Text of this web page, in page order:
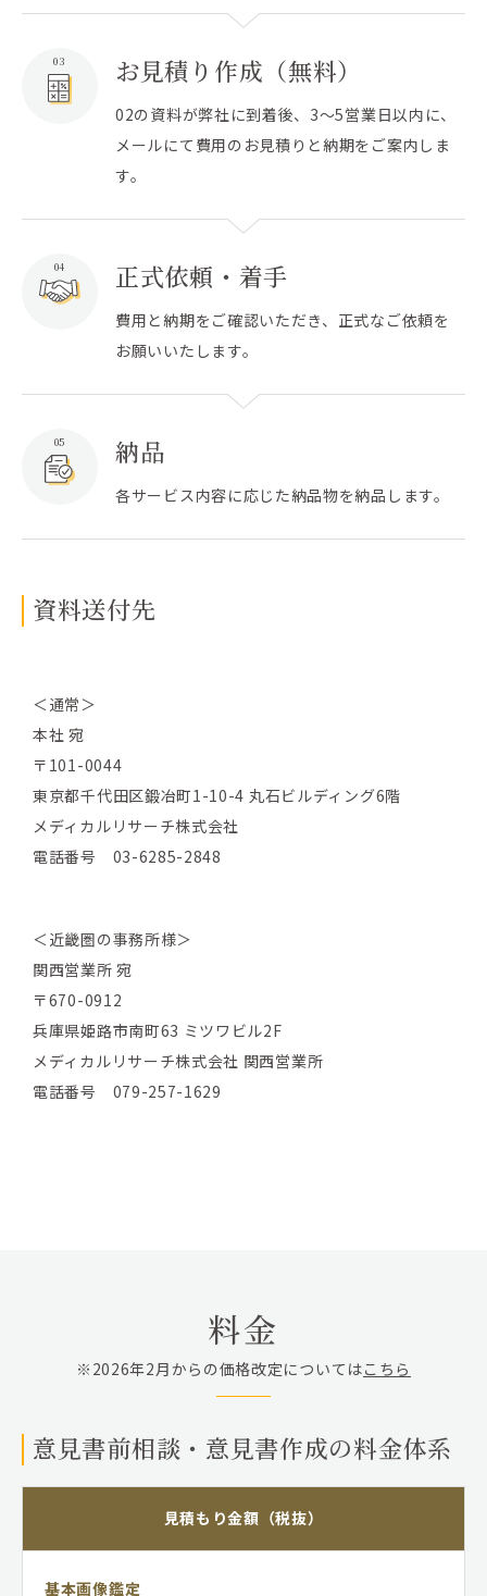
03 お見積り作成（無料）
02の資料が弊社に到着後、3～5営業日以内に、
メールにて費用のお見積りと納期をご案内しま
す。
04 正式依頼・着手
費用と納期をご確認いただき、正式なご依頼を
お願いいたします。
05 納品
各サービス内容に応じた納品物を納品します。
資料送付先
＜通常＞
本社 宛
〒101-0044
東京都千代田区鍛冶町1-10-4 丸石ビルディング6階
メディカルリサーチ株式会社
電話番号 03-6285-2848
＜近畿圏の事務所様＞
関西営業所 宛
〒670-0912
兵庫県姫路市南町63 ミツワビル2F
メディカルリサーチ株式会社 関西営業所
電話番号 079-257-1629
料金
※2026年2月からの価格改定についてはこちら
意見書前相談・意見書作成の料金体系
見積もり金額（税抜）
基本画像鑑定